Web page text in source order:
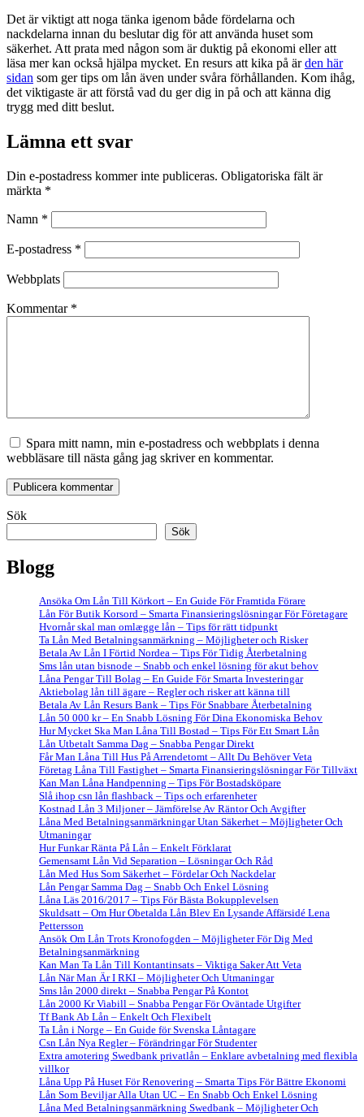
Det är viktigt att noga tänka igenom både fördelarna och
nackdelarna innan du beslutar dig för att använda huset som
säkerhet. Att prata med någon som är duktig på ekonomi eller att
läsa mer kan också hjälpa mycket. En resurs att kika på ärden här
sidan som ger tips om lån även under svåra förhållanden. Kom ihåg,
det viktigaste är att förstå vad du ger dig in på och att känna dig
trygg med ditt beslut.
Lämna ett svar
Din e-postadress kommer inte publiceras. Obligatoriska fält är
märkta *
Namn *
E-postadress *
Webbplats
Kommentar *
Spara mitt namn, min e-postadress och webbplats i denna
webbläsare till nästa gång jag skriver en kommentar.
Sök
Sök
Blogg
Ansöka Om Lån Till Körkort – En Guide För Framtida Förare
Lån För Butik Korsord – Smarta Finansieringslösningar För Företagare
Hvornår skal man omlægge lån – Tips för rätt tidpunkt
Ta Lån Med Betalningsanmärkning – Möjligheter och Risker
Betala Av Lån I Förtid Nordea – Tips För Tidig Återbetalning
Sms lån utan bisnode – Snabb och enkel lösning för akut behov
Låna Pengar Till Bolag – En Guide För Smarta Investeringar
Aktiebolag lån till ägare – Regler och risker att känna till
Betala Av Lån Resurs Bank – Tips För Snabbare Återbetalning
Lån 50 000 kr – En Snabb Lösning För Dina Ekonomiska Behov
Hur Mycket Ska Man Låna Till Bostad – Tips För Ett Smart Lån
Lån Utbetalt Samma Dag – Snabba Pengar Direkt
Får Man Låna Till Hus På Arrendetomt – Allt Du Behöver Veta
Företag Låna Till Fastighet – Smarta Finansieringslösningar För Tillväxt
Kan Man Låna Handpenning – Tips För Bostadsköpare
Slå ihop csn lån flashback – Tips och erfarenheter
Kostnad Lån 3 Miljoner – Jämförelse Av Räntor Och Avgifter
Låna Med Betalningsanmärkningar Utan Säkerhet – Möjligheter Och
Utmaningar
Hur Funkar Ränta På Lån – Enkelt Förklarat
Gemensamt Lån Vid Separation – Lösningar Och Råd
Lån Med Hus Som Säkerhet – Fördelar Och Nackdelar
Lån Pengar Samma Dag – Snabb Och Enkel Lösning
Låna Läs 2016/2017 – Tips För Bästa Bokupplevelsen
Skuldsatt – Om Hur Obetalda Lån Blev En Lysande Affärsidé Lena
Pettersson
Ansök Om Lån Trots Kronofogden – Möjligheter För Dig Med
Betalningsanmärkning
Kan Man Ta Lån Till Kontantinsats – Viktiga Saker Att Veta
Lån När Man Är I RKI – Möjligheter Och Utmaningar
Sms lån 2000 direkt – Snabba Pengar På Kontot
Lån 2000 Kr Viabill – Snabba Pengar För Oväntade Utgifter
Tf Bank Ab Lån – Enkelt Och Flexibelt
Ta Lån i Norge – En Guide för Svenska Låntagare
Csn Lån Nya Regler – Förändringar För Studenter
Extra amotering Swedbank privatlån – Enklare avbetalning med flexibla
villkor
Låna Upp På Huset För Renovering – Smarta Tips För Bättre Ekonomi
Lån Som Beviljar Alla Utan UC – En Snabb Och Enkel Lösning
Låna Med Betalningsanmärkning Swedbank – Möjligheter Och